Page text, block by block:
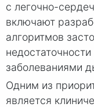
с легочно-
включают
алгоритмов
заболеваниями
Одним из
является